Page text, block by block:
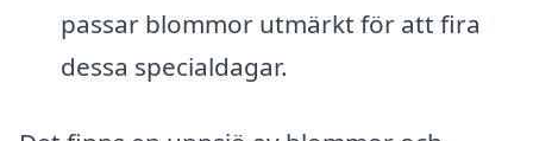
passar blommor utmärkt för att fira
dessa specialdagar.